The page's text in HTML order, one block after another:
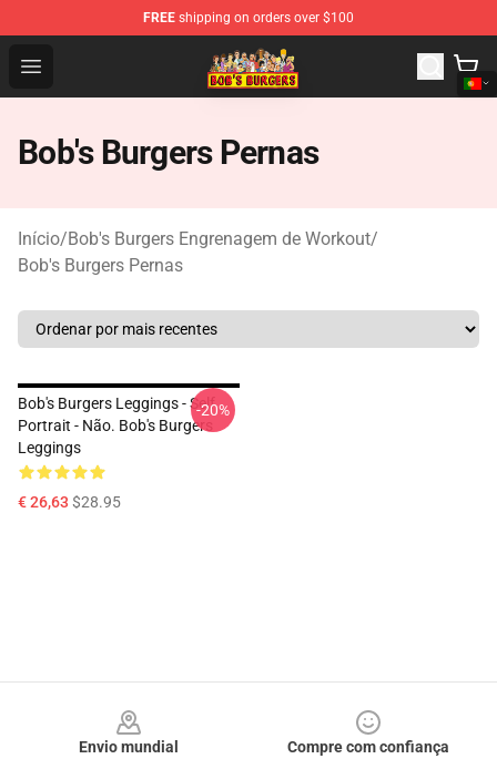
FREE shipping on orders over $100
Open menu
Bob's Burgers Store - Official Bob's Burgers Merchandise
Bob's Burgers Pernas
Início/Bob's Burgers Engrenagem de Workout/
Bob's Burgers Pernas
Bob's Burgers Leggings - Self
Portrait - Não. Bob's Burgers
Leggings
€ 26,63 $28.95
-20%
Envio mundial
Compre com confiança